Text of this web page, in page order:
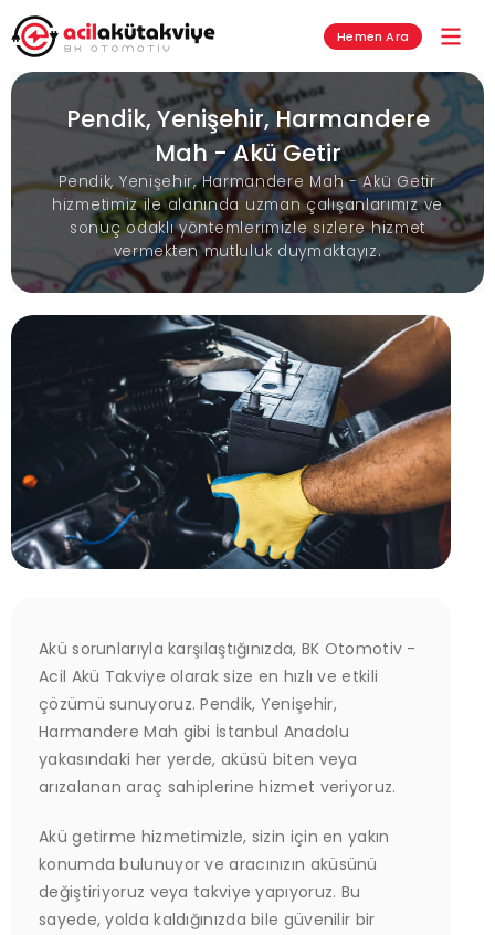
Hemen Ara
Pendik, Yenişehir, Harmandere
Mah - Akü Getir
Pendik, Yenişehir, Harmandere Mah - Akü Getir
hizmetimiz ile alanında uzman çalışanlarımız ve
sonuç odaklı yöntemlerimizle sizlere hizmet
vermekten mutluluk duymaktayız.
Akü sorunlarıyla karşılaştığınızda, BK Otomotiv -
Acil Akü Takviye olarak size en hızlı ve etkili
çözümü sunuyoruz. Pendik, Yenişehir,
Harmandere Mah gibi İstanbul Anadolu
yakasındaki her yerde, aküsü biten veya
arızalanan araç sahiplerine hizmet veriyoruz.
Akü getirme hizmetimizle, sizin için en yakın
konumda bulunuyor ve aracınızın aküsünü
değiştiriyoruz veya takviye yapıyoruz. Bu
sayede, yolda kaldığınızda bile güvenilir bir